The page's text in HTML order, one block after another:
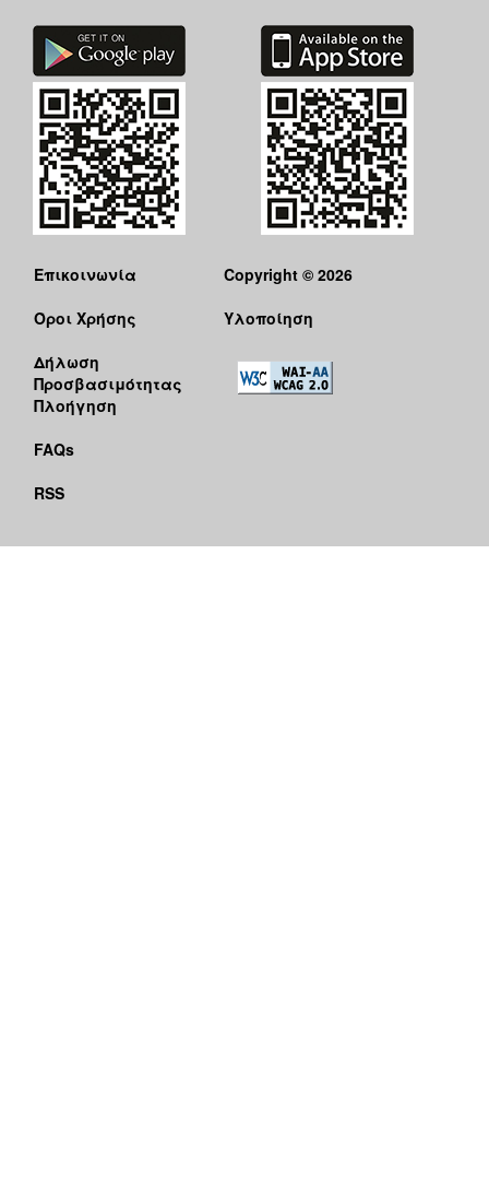
Επικοινωνία
Όροι Χρήσης
Δήλωση
Προσβασιμότητας
Πλοήγηση
FAQs
RSS
Copyright © 2026
Υλοποίηση